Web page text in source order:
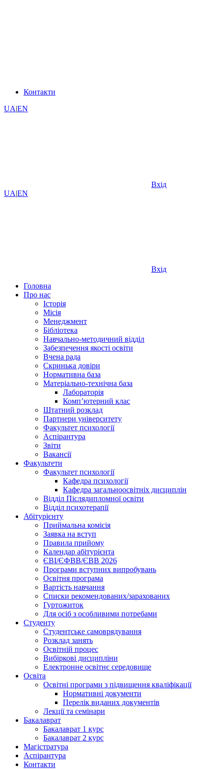
Контакти
UA|EN
Вхід
UA|EN
Вхід
Головна
Про нас
Історія
Місія
Менеджмент
Бібліотека
Навчально-методичний відділ
Забезпечення якості освіти
Вчена рада
Скринька довіри
Нормативна база
Матеріально-технічна база
Лабораторія
Компʼютерний клас
Штатний розклад
Партнери університету
Факультет психології
Аспірантура
Звіти
Вакансії
Факультети
Факультет психології
Кафедра психології
Кафедра загальноосвітніх дисциплін
Відділ Післядипломної освіти
Відділ психотерапії
Абітурієнту
Приймальна комісія
Заявка на вступ
Правила прийому
Календар абітурієнта
ЄВІ/ЄФВВ/ЄВВ 2026
Програми вступних випробувань
Освітня програма
Вартість навчання
Списки рекомендованих/зарахованих
Гуртожиток
Для осіб з особливими потребами
Студенту
Студентське самоврядування
Розклад занять
Освітній процес
Вибіркові дисципліни
Електронне освітнє середовище
Освіта
Освітні програми з підвищення кваліфікації
Нормативні документи
Перелік виданих документів
Лекції та семінари
Бакалаврат
Бакалаврат 1 курс
Бакалаврат 2 курс
Магістратура
Аспірантура
Контакти